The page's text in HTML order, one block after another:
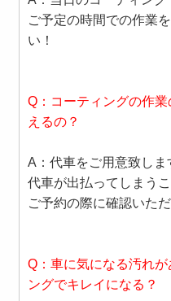
ご予定の時間での作業
い！
Q：コーティングの作
えるの？
A：代車をご用意致しま
代車が出払ってしまう
ご予約の際に確認いた
Q：車に気になる汚れ
ングでキレイになる？